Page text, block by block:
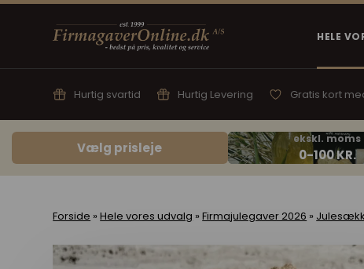
HELE
Hurtig svartid Hurtig Levering Gratis kort
Vælg prisleje
Forside »Hele vores udvalg »Firmajulegaver 2026 »